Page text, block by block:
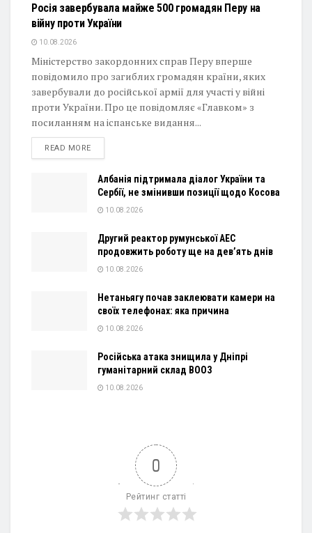
Росія завербувала майже 500 громадян Перу на
війну проти України
10.08.2026
Міністерство закордонних справ Перу вперше
повідомило про загиблих громадян країни, яких
завербували до російської армії для участі у війні
проти України. Про це повідомляє «Главком» з
посиланням на іспанське видання...
READ MOREDETAILS
Албанія підтримала діалог України та
Сербії, не змінивши позиції щодо Косова
10.08.2026
Другий реактор румунської АЕС
продовжить роботу ще на дев’ять днів
10.08.2026
Нетаньягу почав заклеювати камери на
своїх телефонах: яка причина
10.08.2026
Російська атака знищила у Дніпрі
гуманітарний склад ВООЗ
10.08.2026
0
Рейтинг статті